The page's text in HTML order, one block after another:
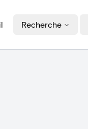
Recherche